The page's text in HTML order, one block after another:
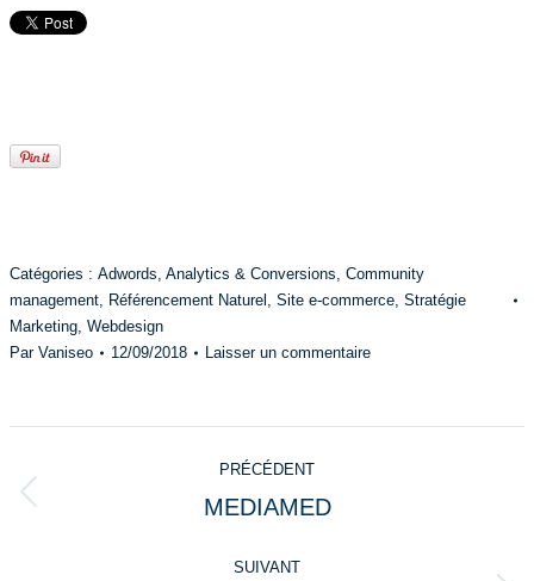
Catégories : Adwords, Analytics & Conversions, Community
management, Référencement Naturel , Site e-commerce, Stratégie
Marketing, Webdesign
Par Vaniseo 12/09/2018 Laisser un commentaire
de
commentaire
PRÉCÉDENT
Onglet
MEDIAMED
SUIVANT